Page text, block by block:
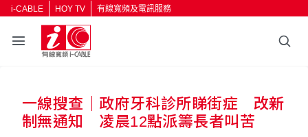
i-CABLE HOY TV 有線寬頻及電訊服務
返回
按輸入鍵開始搜尋
一線搜查｜政府牙科診所睇街症 改新
制無通知 凌晨12點派籌長者叫苦